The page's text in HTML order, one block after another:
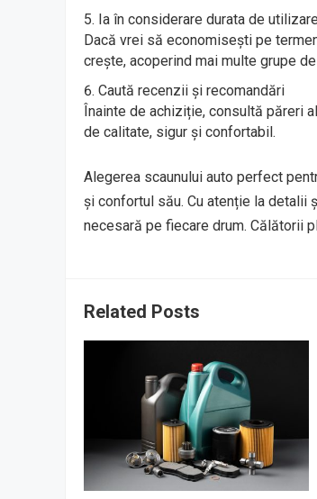
Ia în considerare durata de utilizare
Dacă vrei să economisești pe
crește, acoperind mai multe grupe
Caută recenzii și recomandări
Înainte de achiziție, consultă păreri
de calitate, sigur și confortabil.
Alegerea scaunului auto perfect
și confortul său. Cu atenție la detalii
necesară pe fiecare drum. Călătorii
Related Posts